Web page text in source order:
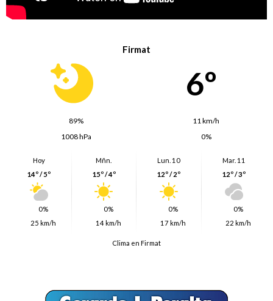
Firmat
6º
89%
11 km/h
1008 hPa
0%
Hoy
14º / 5º
0%
25 km/h
Mñn.
15º / 4º
0%
14 km/h
Lun. 10
12º / 2º
0%
17 km/h
Mar. 11
12º / 3º
0%
22 km/h
Clima en Firmat